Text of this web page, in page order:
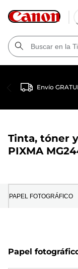
Envío
Tinta, tóner
PIXMA
PAPEL FOTOGRÁFICO
Papel